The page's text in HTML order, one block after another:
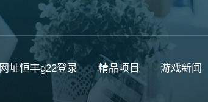
网址恒丰g22登录 精品项目 游戏新闻